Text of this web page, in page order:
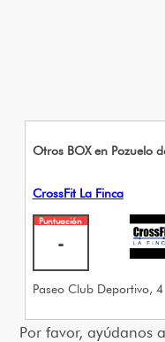
Otros BOX en Pozuelo
CrossFit La Finca
Puntuación
-
Paseo Club Deportivo, 4
Por favor, ayúdanos